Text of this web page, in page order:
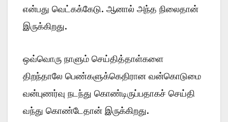
என்பது வெட்கக்கேடு. ஆனால் அந்த நிலைதான்
இருக்கிறது.
ஒவ்வொரு நாளும் செய்தித்தாள்களை
திறந்தாலே பெண்களுக்கெதிரான வன்கொடுமை
வன்புணர்வு நடந்து கொண்டிருப்பதாகச் செய்தி
வந்து கொண்டேதான் இருக்கிறது.